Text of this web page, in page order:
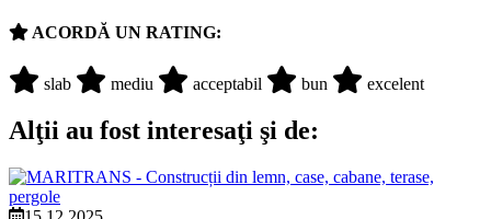
ACORDĂ UN RATING:
slab mediu acceptabil bun excelent
Alţii au fost interesaţi şi de: